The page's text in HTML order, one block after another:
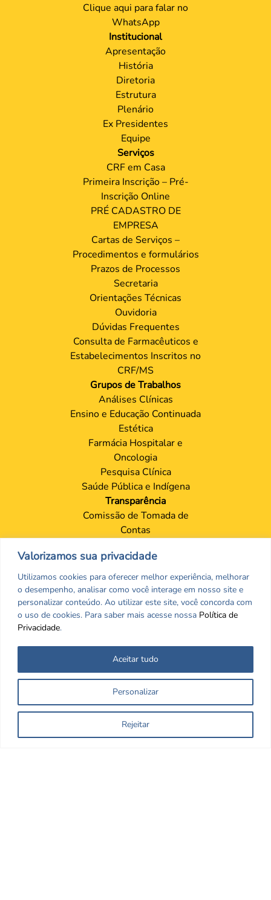
Valorizamos sua privacidade
Utilizamos cookies para oferecer melhor experiência, melhorar
o desempenho, analisar como você interage em nosso site e
personalizar conteúdo. Ao utilizar este site, você concorda com
o uso de cookies. Para saber mais acesse nossa Política de
Privacidade.
Personalizar
Rejeitar
Aceitar tudo
Clique aqui para falar no
WhatsApp
Institucional
Apresentação
História
Diretoria
Estrutura
Plenário
Ex Presidentes
Equipe
Serviços
CRF em Casa
Primeira Inscrição – Pré-
Inscrição Online
PRÉ CADASTRO DE
EMPRESA
Cartas de Serviços –
Procedimentos e formulários
Prazos de Processos
Secretaria
Orientações Técnicas
Ouvidoria
Dúvidas Frequentes
Consulta de Farmacêuticos e
Estabelecimentos Inscritos no
CRF/MS
Grupos de Trabalhos
Análises Clínicas
Ensino e Educação Continuada
Estética
Farmácia Hospitalar e
Oncologia
Pesquisa Clínica
Saúde Pública e Indígena
Transparência
Comissão de Tomada de
Contas
Proteção de Dados – LGPD
Contatos
Sede
Setores
Ouvidoria